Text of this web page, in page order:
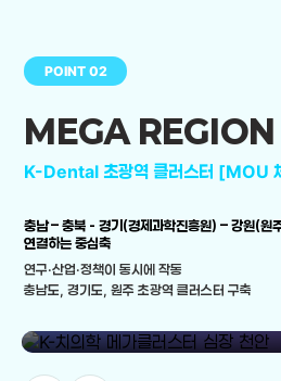
POINT 02
MEGA REGION
K-Dental 초광역 클러스터 [MOU
충남 – 충북 - 경기(경제과학진흥원) – 강원(원
연결하는 중심축
연구·산업·정책이 동시에 작동
충남도, 경기도, 원주 초광역 클러스터 구축